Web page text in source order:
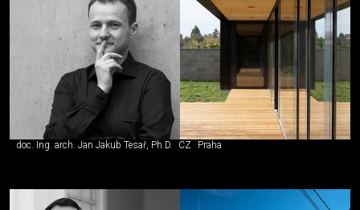
doc. Ing. arch. Jan Jakub Tesař, Ph.D. CZ Praha